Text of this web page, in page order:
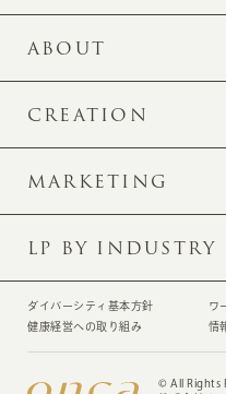
ABOUT
CREATION
MARKETING
LP BY INDUSTRY
ダイバーシティ基本方針
ワ
健康経営への取り組み
情
© All Rights